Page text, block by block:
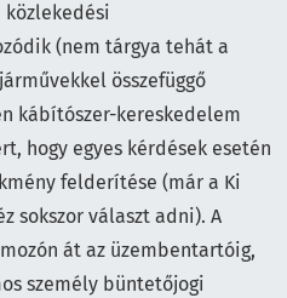
közlekedési
(nem tárgya tehát a
összefüggő
kábítószer-kereskedelem
hogy egyes kérdések esetén
felderítése (már a Ki
sokszor választ adni). A
át az üzembentartóig,
személy büntetőjogi